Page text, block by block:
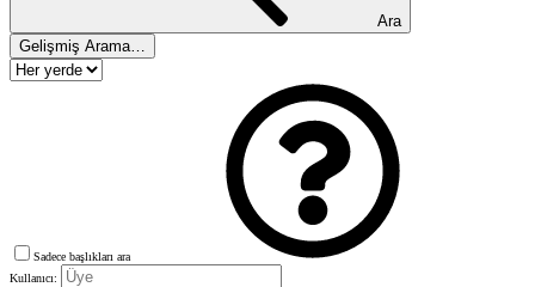
Ara
Gelişmiş Arama…
Sadece başlıkları ara
Kullanıcı: